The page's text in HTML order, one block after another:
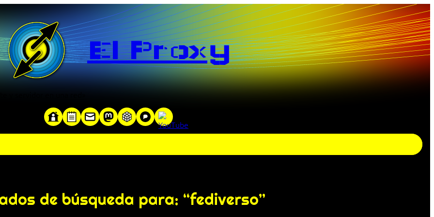
El Proxy
de búsqueda para: “fediverso”